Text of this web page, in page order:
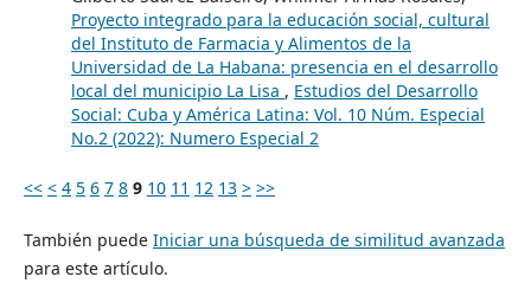
Proyecto integrado para la educación social, cultural
del Instituto de Farmacia y Alimentos de la
Universidad de La Habana: presencia en el desarrollo
local del municipio La Lisa , Estudios del Desarrollo
Social: Cuba y América Latina: Vol. 10 Núm. Especial
No.2 (2022): Numero Especial 2
<< < 4 5 6 7 8 9 10 11 12 13 > >>
También puede Iniciar una búsqueda de similitud avanzada
para este artículo.